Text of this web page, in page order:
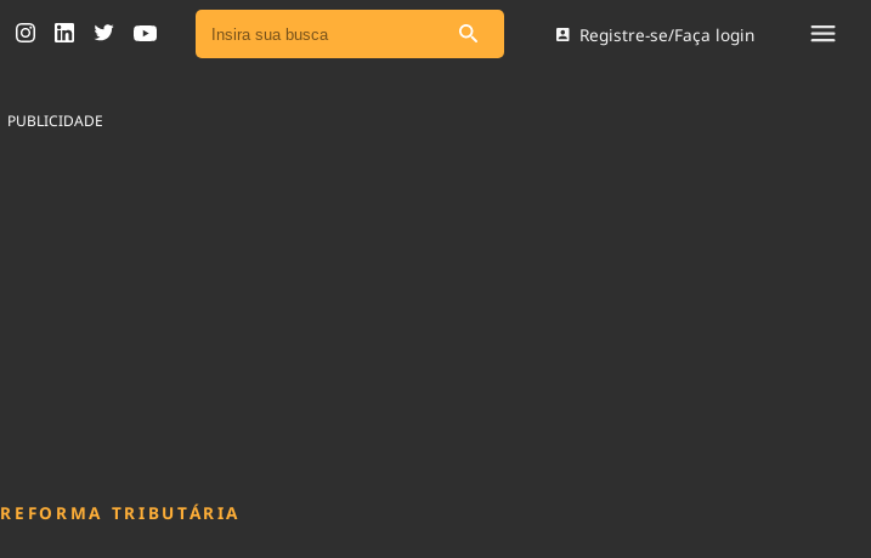
Ver todas as notícias
Registre-se/Faça login
PUBLICIDADE
REFORMA TRIBUTÁRIA